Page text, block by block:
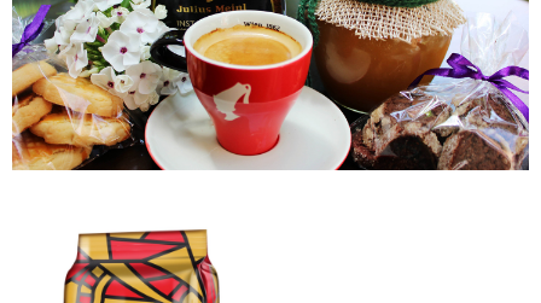
便利好安心！
１．簡單：不需註冊會員、不需綁卡、不需儲值。
２．便利：只要手機號碼，簡訊認證，即可結帳。
３．安心：先確認商品／服務後，再付款。
【「AFTEE先享後付」結帳流程】
１．於結帳方式選擇「AFTEE先享後付」後，將跳轉至「AFTEE先享後付」
結帳頁面，進行簡訊認證並確認金額後，即可完成結帳。
ATM／網路銀行／等多元方式進行付款，方視為交易完成。
※ 請注意：結帳手續完成當下不需立刻繳費，但若您需要取消訂單，請聯絡
購買商品的店家。未經商家同意取消之訂單仍視為有效，需透過AFTEE先享
後付繳納相關費用。
貨到付款
運送方式
全家取貨付款
每筆NT$60，滿NT$800(含以上)免運費
每筆NT$60，滿NT$2,000(含以上)免運費
付款後7-11取貨(快速到店)